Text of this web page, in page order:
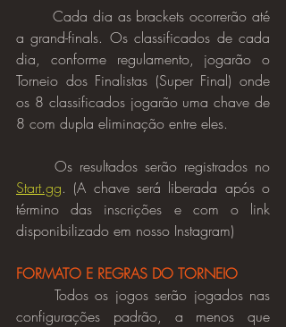
a grand-finals. Os classificados de cada
dia, conforme regulamento, jogarão o
Torneio dos Finalistas (Super Final) onde
os 8 classificados jogarão uma chave de
8 com dupla eliminação entre eles.
Start.gg. (A chave será liberada após o
término das inscrições e com o link
disponibilizado em nosso Instagram)
FORMATO E REGRAS DO TORNEIO
configurações padrão, a menos que